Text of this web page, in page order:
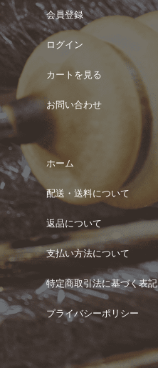
会員登録
ログイン
カートを見る
お問い合わせ
ホーム
配送・送料について
返品について
支払い方法について
特定商取引法に基づく表記
プライバシーポリシー